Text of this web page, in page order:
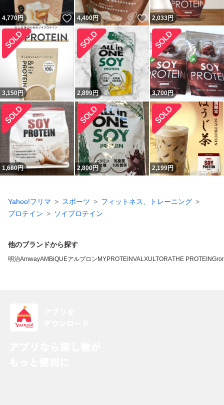
4,770円 いいね！
4,400円 いいね！
2,033円
3,150 円 2,899円 3,700円
1,680円 2,800円 2,199円
Yahoo!フリマ スポーツ
フィットネス、トレーニング
プロテイン
ソイプロテイン
他のブランドから探す
明治AmwayAMBiQUEアルプロン MYPROTEINVALXULTORATHE PROTEIN